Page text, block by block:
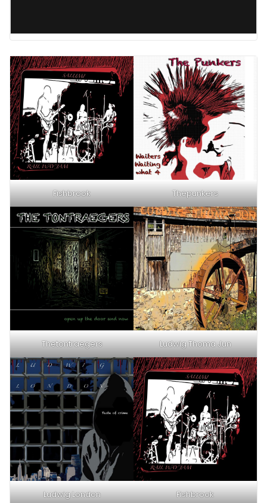
Fishbrook Thepunkers
Thetontraegers Ludwig Thoma Jun
Ludwig London Fishbrook